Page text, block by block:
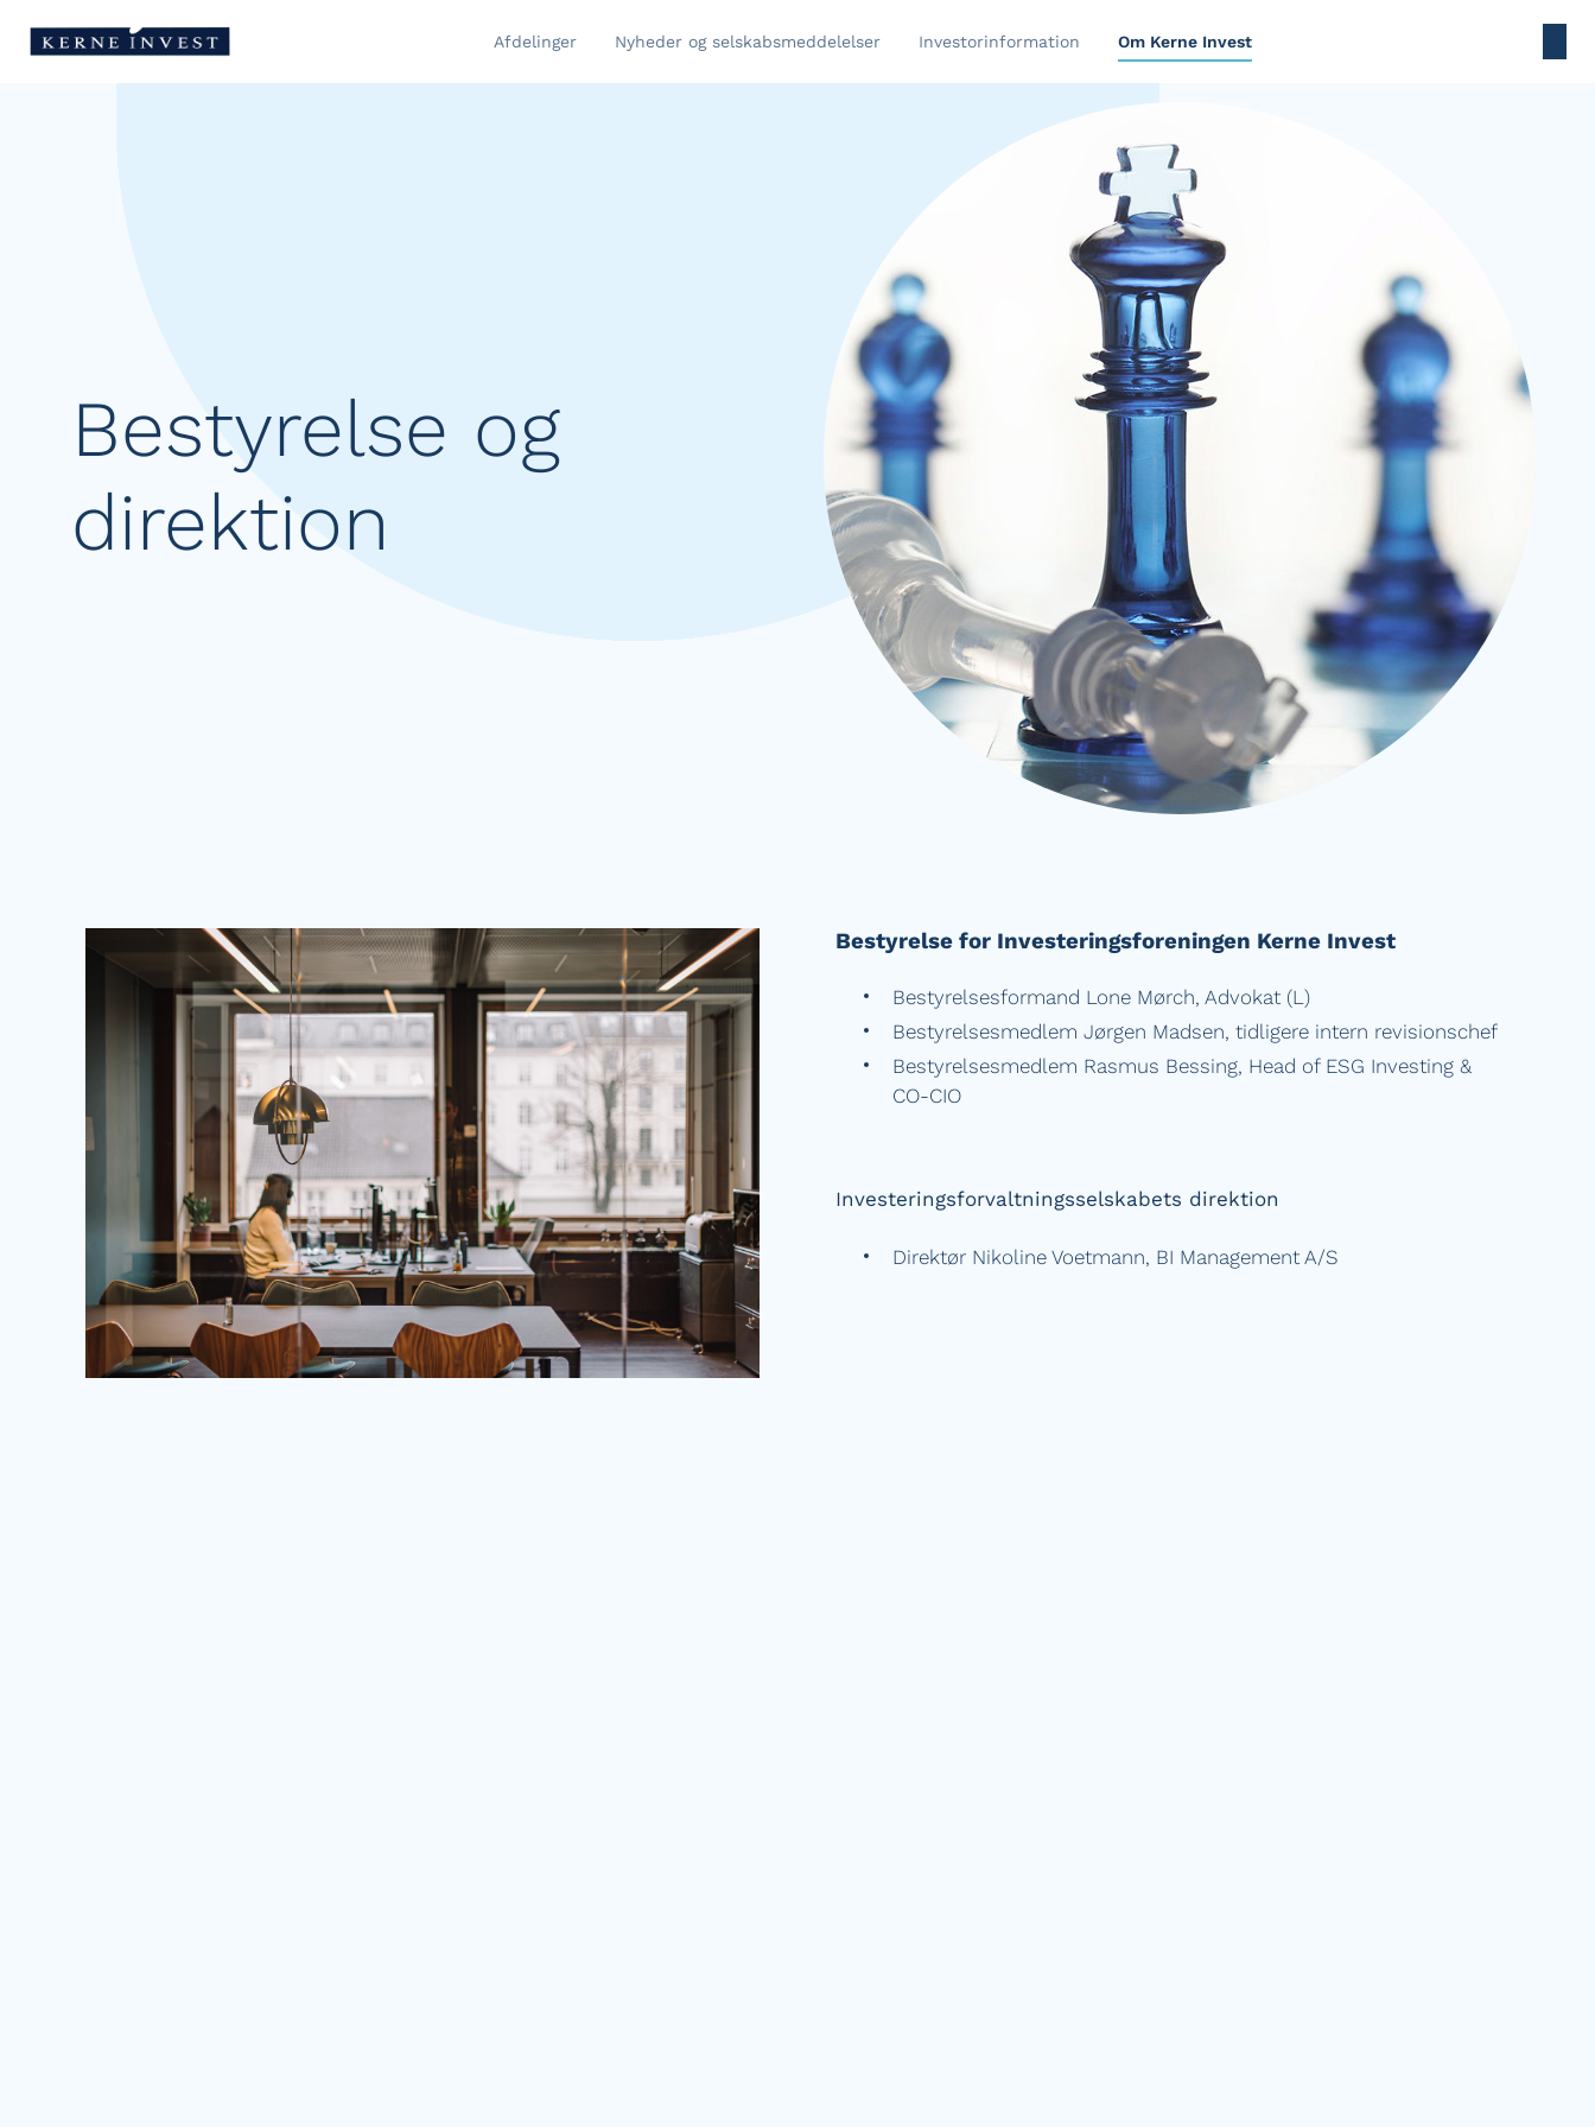
Afdelinger Nyheder og selskabsmeddelelser Investorinformation Om Kerne Invest
Bestyrelse og
direktion
Bestyrelse for Investeringsforeningen Kerne Invest
Bestyrelsesformand Lone Mørch, Advokat (L)
Bestyrelsesmedlem Jørgen Madsen, tidligere intern revisionschef
Bestyrelsesmedlem Rasmus Bessing, Head of ESG Investing &
CO-CIO
Investeringsforvaltningsselskabets direktion
Direktør Nikoline Voetmann, BI Management A/S